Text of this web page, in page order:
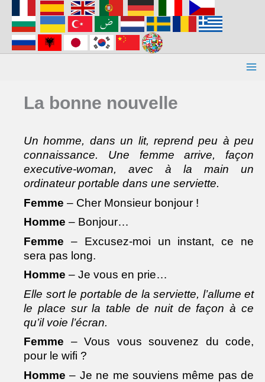
contenu
La bonne nouvelle
Un homme, dans un lit, reprend peu à peu
connaissance. Une femme arrive, façon
executive-woman, avec à la main un
ordinateur portable dans une serviette.
Femme – Cher Monsieur bonjour !
Homme – Bonjour…
Femme – Excusez-moi un instant, ce ne
sera pas long.
Homme – Je vous en prie…
Elle sort le portable de la serviette, l’allume et
le place sur la table de nuit de façon à ce
qu’il voie l’écran.
Femme – Vous vous souvenez du code,
pour le wifi ?
Homme – Je ne me souviens même pas de